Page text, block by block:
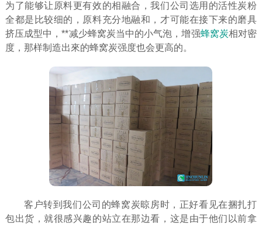
为了能够让原料更有效的相融合，我们公司选用的活性炭粉
全都是比较细的，原料充分地融和，才可能在接下来的磨具
挤压成型中，**减少蜂窝炭当中的小气泡，增强蜂窝炭相对密
度，那样制造出來的蜂窝炭强度也会更高的。
客户转到我们公司的蜂窝炭晾房时，正好看见在捆扎打
包出货，就很感兴趣的站立在那边看，这是由于他们以前拿